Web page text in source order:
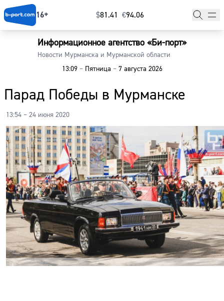
16+ $⁠81.41 €⁠94.06
Информационное агентство «Би-порт»
Новости Мурманска и Мурманской области
13:09 –Пятница –7 августа 2026
Парад Победы в Мурманске
13:54 – 24 июня 2020
Главная
Наши гости
Фоторепортажи
Погода
Курсы валют